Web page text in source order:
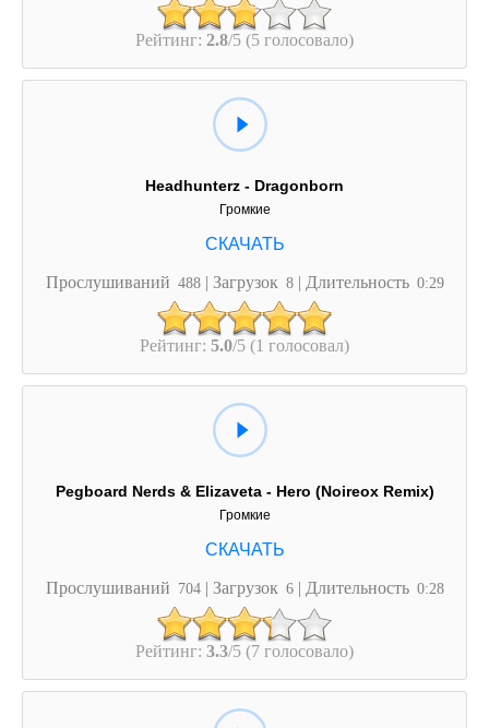
Рейтинг: 2.8/5 (5 голосовало)
Headhunterz - Dragonborn
Громкие
Прослушиваний 488 | Загрузок 8 | Длительность 0:29
Рейтинг: 5.0/5 (1 голосовал)
Pegboard Nerds & Elizaveta - Hero (Noireox Remix)
Громкие
Прослушиваний 704 | Загрузок 6 | Длительность 0:28
Рейтинг: 3.3/5 (7 голосовало)